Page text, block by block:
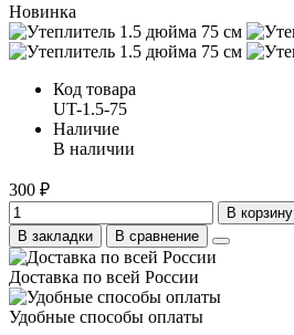
Новинка
Код товара
UT-1.5-75
Наличие
В наличии
300 ₽
В корзину
В закладки
В сравнение
Доставка по всей России
Удобные способы оплаты